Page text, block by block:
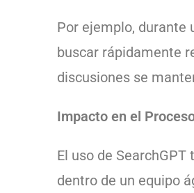
Por ejemplo, durante
buscar rápidamente
discusiones se
Impacto en el
El uso de
dentro de un equipo